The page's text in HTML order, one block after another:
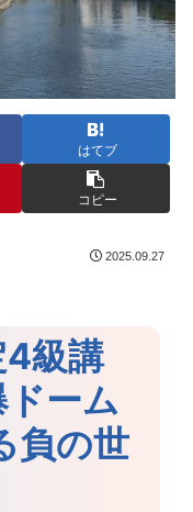
はてブ
コピー
2025.09.27
4級講
ーム
負の世